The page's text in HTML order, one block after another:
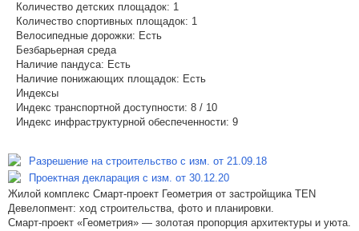
Количество детских площадок: 1
Количество спортивных площадок: 1
Велосипедные дорожки: Есть
Безбарьерная среда
Наличие пандуса: Есть
Наличие понижающих площадок: Есть
Индексы
Индекс транспортной доступности: 8 / 10
Индекс инфраструктурной обеспеченности: 9
Разрешение на строительство с изм. от 21.09.18
Проектная декларация с изм. от 30.12.20
Жилой комплекс Смарт-проект Геометрия от застройщика TEN
Девелопмент: ход строительства, фото и планировки.
Смарт-проект «Геометрия» — золотая пропорция архитектуры и уюта.